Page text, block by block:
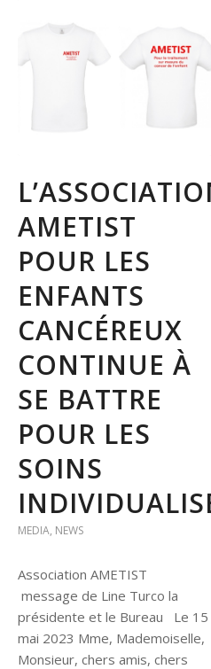
AMETIST
POUR LES
ENFANTS
CANCÉREUX
CONTINUE À
SE BATTRE
POUR LES
SOINS
MEDIA, NEWS
Association AMETIST
message de Line Turco la
présidente et le Bureau Le 15
mai 2023 Mme, Mademoiselle,
Monsieur, chers amis, chers